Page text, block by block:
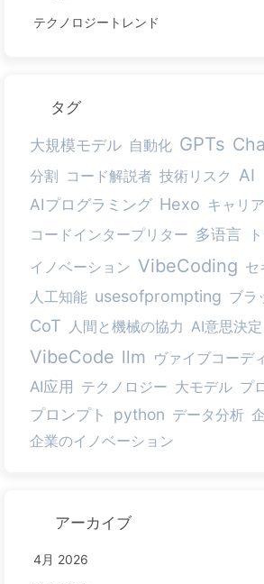
テクノロジートレンド
タグ
大規模モデル 自動化 GPTs
分割 コード解説者 技術リスク AI
AIプログラミング Hexo キャリア
コードインタープリター 多语言
イノベーション VibeCoding セ
人工知能 usesofprompting ブラ
CoT 人間と機械の協力 AI意思決定
VibeCode llm ヴァイブコーデ
AI应用 テクノロジー 大モデル プ
プロンプト
python データ分析
企業のイノベーション
アーカイブ
4月 2026